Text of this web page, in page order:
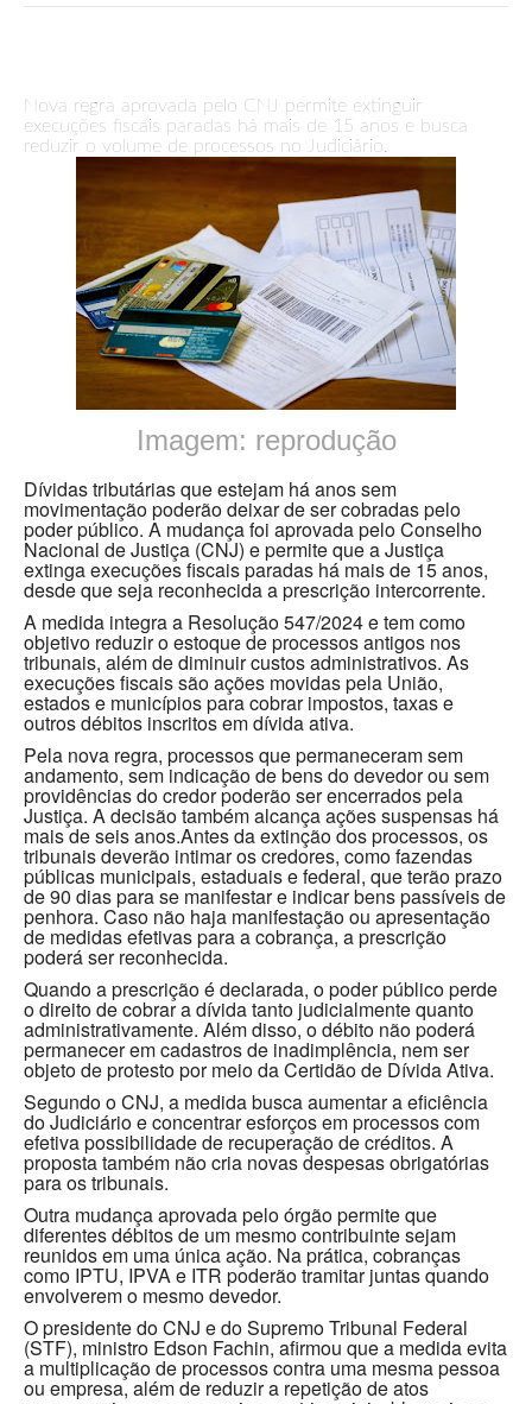
Nova regra aprovada pelo CNJ permite extinguir
execuções fiscais paradas há mais de 15 anos e busca
reduzir o volume de processos no Judiciário.
Imagem: reprodução
Dívidas tributárias que estejam há anos sem
movimentação poderão deixar de ser cobradas pelo
poder público. A mudança foi aprovada pelo Conselho
Nacional de Justiça (CNJ) e permite que a Justiça
extinga execuções fiscais paradas há mais de 15 anos,
desde que seja reconhecida a prescrição intercorrente.
A medida integra a Resolução 547/2024 e tem como
objetivo reduzir o estoque de processos antigos nos
tribunais, além de diminuir custos administrativos. As
execuções fiscais são ações movidas pela União,
estados e municípios para cobrar impostos, taxas e
outros débitos inscritos em dívida ativa.
Pela nova regra, processos que permaneceram sem
andamento, sem indicação de bens do devedor ou sem
providências do credor poderão ser encerrados pela
Justiça. A decisão também alcança ações suspensas há
mais de seis anos.Antes da extinção dos processos, os
tribunais deverão intimar os credores, como fazendas
públicas municipais, estaduais e federal, que terão prazo
de 90 dias para se manifestar e indicar bens passíveis de
penhora. Caso não haja manifestação ou apresentação
de medidas efetivas para a cobrança, a prescrição
poderá ser reconhecida.
Quando a prescrição é declarada, o poder público perde
o direito de cobrar a dívida tanto judicialmente quanto
administrativamente. Além disso, o débito não poderá
permanecer em cadastros de inadimplência, nem ser
objeto de protesto por meio da Certidão de Dívida Ativa.
Segundo o CNJ, a medida busca aumentar a eficiência
do Judiciário e concentrar esforços em processos com
efetiva possibilidade de recuperação de créditos. A
proposta também não cria novas despesas obrigatórias
para os tribunais.
Outra mudança aprovada pelo órgão permite que
diferentes débitos de um mesmo contribuinte sejam
reunidos em uma única ação. Na prática, cobranças
como IPTU, IPVA e ITR poderão tramitar juntas quando
envolverem o mesmo devedor.
O presidente do CNJ e do Supremo Tribunal Federal
(STF), ministro Edson Fachin, afirmou que a medida evita
a multiplicação de processos contra uma mesma pessoa
ou empresa, além de reduzir a repetição de atos